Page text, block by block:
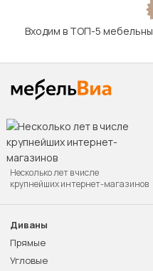
Входим в ТОП-5
Несколько лет в числе
крупнейших интернет-магазинов
Диваны
Прямые
Угловые